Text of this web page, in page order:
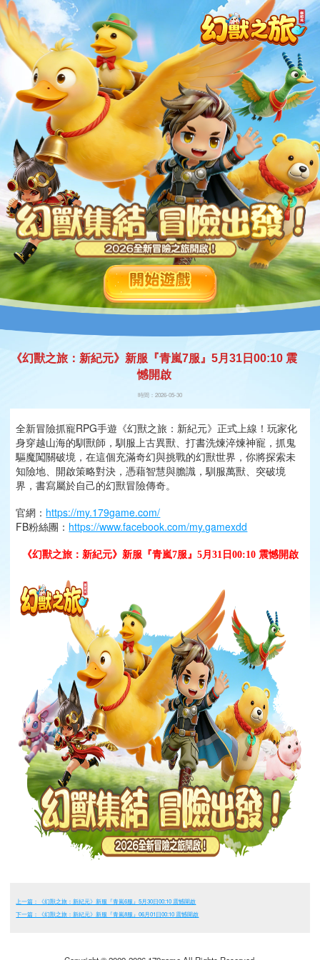
《幻獸之旅：新紀元》新服『青嵐7服』5月31日00:10 震
憾開啟
時間：2026-05-30
全新冒險抓寵RPG手遊《幻獸之旅：新紀元》正式上線！玩家化
身穿越山海的馴獸師，馴服上古異獸、打書洗煉淬煉神寵，抓鬼
驅魔闖關破境，在這個充滿奇幻與挑戰的幻獸世界，你將探索未
知險地、開啟策略對決，憑藉智慧與膽識，馴服萬獸、突破境
界，書寫屬於自己的幻獸冒險傳奇。
官網： https://my.179game.com/
FB粉絲團： https://www.facebook.com/my.gamexdd
《幻獸之旅：新紀元》新服『青嵐7服』5月31日00:10 震憾開啟
上一篇：《幻獸之旅：新紀元》新服『青嵐6服』5月30日00:10 震憾開啟
下一篇：《幻獸之旅：新紀元》新服『青嵐8服』06月01日00:10 震憾開啟